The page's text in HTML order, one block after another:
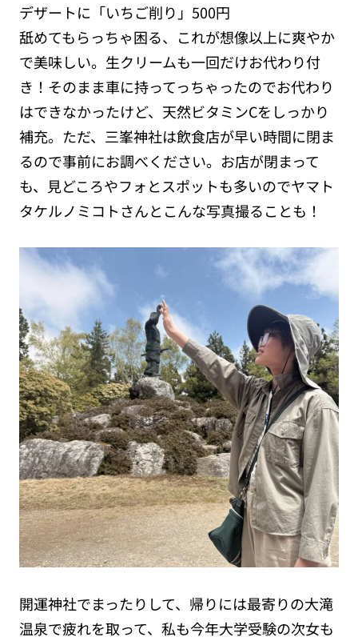
デザートに「いちご削り」500円
舐めてもらっちゃ困る、これが想像以上に爽やか
で美味しい。生クリームも一回だけお代わり付
き！そのまま車に持ってっちゃったのでお代わり
はできなかったけど、天然ビタミンCをしっかり
補充。ただ、三峯神社は飲食店が早い時間に閉ま
るので事前にお調べください。お店が閉まって
も、見どころやフォとスポットも多いのでヤマト
タケルノミコトさんとこんな写真撮ることも！
開運神社でまったりして、帰りには最寄りの大滝
温泉で疲れを取って、私も今年大学受験の次女も